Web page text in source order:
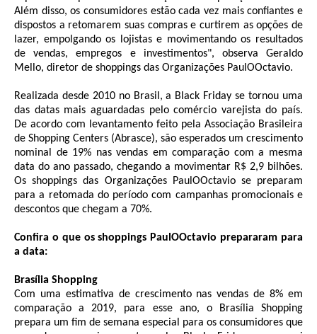
Além disso, os consumidores estão cada vez mais confiantes e
dispostos a retomarem suas compras e curtirem as opções de
lazer, empolgando os lojistas e movimentando os resultados
de vendas, empregos e investimentos", observa Geraldo
Mello, diretor de shoppings das Organizações PaulOOctavio.
Realizada desde 2010 no Brasil, a Black Friday se tornou uma
das datas mais aguardadas pelo comércio varejista do país.
De acordo com levantamento feito pela Associação Brasileira
de Shopping Centers (Abrasce), são esperados um crescimento
nominal de 19% nas vendas em comparação com a mesma
data do ano passado, chegando a movimentar R$ 2,9 bilhões.
Os shoppings das Organizações PaulOOctavio se preparam
para a retomada do período com campanhas promocionais e
descontos que chegam a 70%.
Confira o que os shoppings PaulOOctavio prepararam para
a data:
Brasília Shopping
Com uma estimativa de crescimento nas vendas de 8% em
comparação a 2019, para esse ano, o Brasília Shopping
prepara um fim de semana especial para os consumidores que